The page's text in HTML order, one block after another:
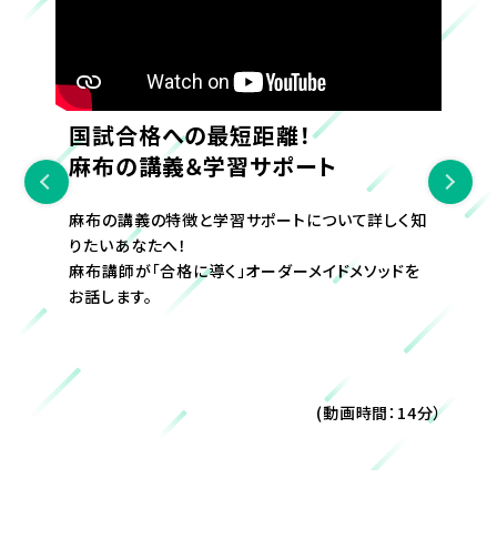
国試合格への最短距離！
麻布の講義＆学習サポート
麻布の講義の特徴と学習サポートについて詳しく知
りたいあなたへ！
麻布講師が「合格に導く」オーダーメイドメソッドを
お話します。
(動画時間：14分）